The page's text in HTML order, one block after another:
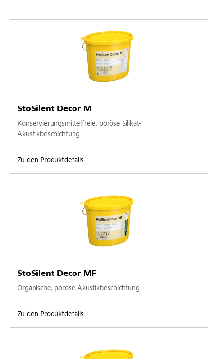
StoSilent Decor M
Konservierungsmittelfreie, poröse Silikat-
Akustikbeschichtung
Zu den Produktdetails
StoSilent Decor MF
Organische, poröse Akustikbeschichtung
Zu den Produktdetails